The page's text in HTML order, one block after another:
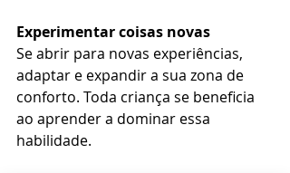
Experimentar coisas novas
Se abrir para novas experiências,
adaptar e expandir a sua zona de
conforto. Toda criança se beneficia
ao aprender a dominar essa
habilidade.